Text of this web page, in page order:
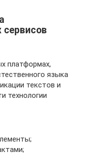
платформах,
языка
текстов и
технологии